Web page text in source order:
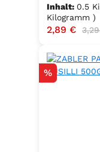
Inhalt: 0.5
Kilogramm )
2,89 €
Rabatt
%